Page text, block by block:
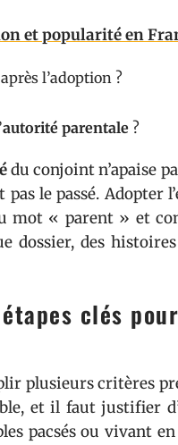
et popularité en
l’adoption ?
autorité parentale ?
du conjoint n’apaise
le passé. Adopter
mot « parent » et
dossier, des
clés
plusieurs critères
et il faut justifier
pacsés ou vivant